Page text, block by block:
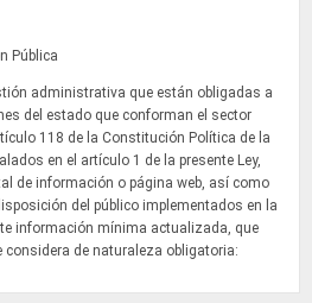
Pública
administrativa que están obligadas a
del estado que conforman el sector
118 de la Constitución Política de la
en el artículo 1 de la presente Ley,
de información o página web, así como
del público implementados en la
información mínima actualizada, que
considera de naturaleza obligatoria: